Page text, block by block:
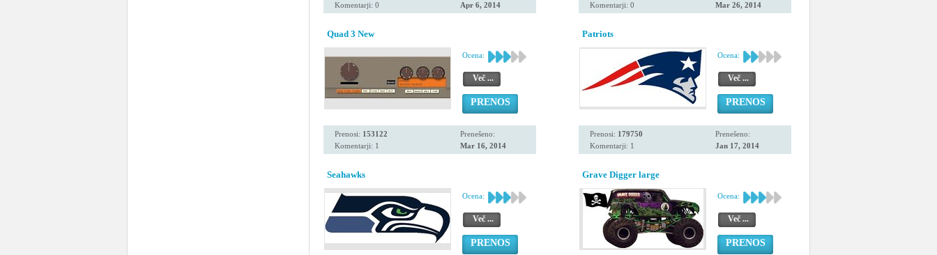
Komentarji: 0
Apr 6, 2014
Komentarji: 0
Mar 26, 2014
Quad 3 New
Ocena:
Več ...
PRENOS
Prenosi: 153122
Komentarji: 1
Prenešeno:
Mar 16, 2014
Patriots
Ocena:
Več ...
PRENOS
Prenosi: 179750
Komentarji: 1
Prenešeno:
Jan 17, 2014
Seahawks
Ocena:
Več ...
PRENOS
Grave Digger large
Ocena:
Več ...
PRENOS